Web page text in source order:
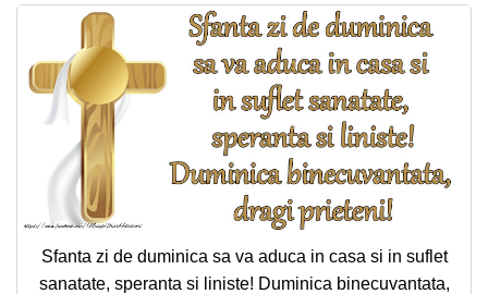
Sfanta zi de duminica sa va aduca in casa si in suflet
sanatate, speranta si liniste! Duminica binecuvantata,